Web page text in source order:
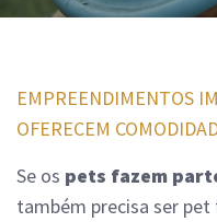
EMPREENDIMENTOS
OFERECEM
Se os pets fazem
também precisa ser